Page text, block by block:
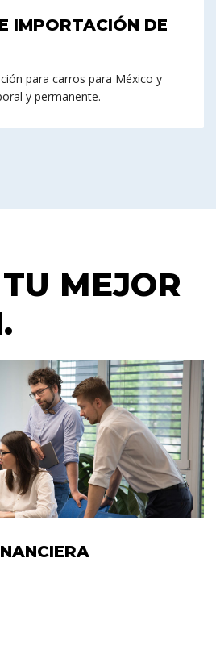
IMPORTACIÓN DE
para carros para México y
y permanente.
MEJOR